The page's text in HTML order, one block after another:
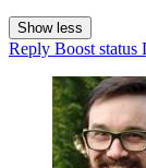
Show less
Reply Boost status